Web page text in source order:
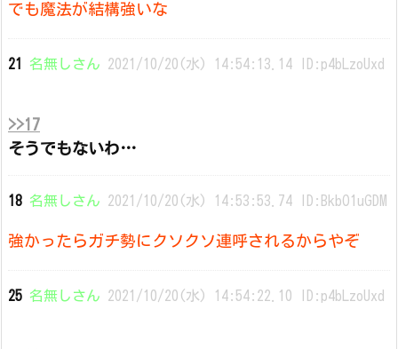
でも魔法が結構強いな
21 名無しさん 2021/10/20(水) 14:54:13.14 ID:p4bLzoUxd
>>17
そうでもないわ…
18 名無しさん 2021/10/20(水) 14:53:53.74 ID:BkbO1uGDM
強かったらガチ勢にクソクソ連呼されるからやぞ
25 名無しさん 2021/10/20(水) 14:54:22.10 ID:p4bLzoUxd